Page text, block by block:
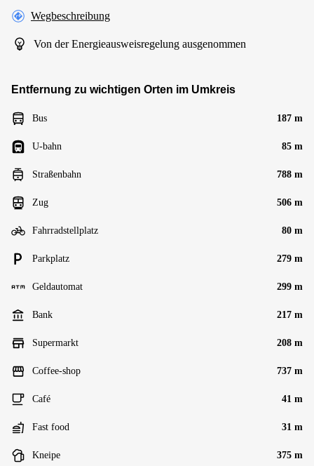
Wegbeschreibung
Von der Energieausweisregelung ausgenommen
Entfernung zu wichtigen Orten im Umkreis
Bus 187 m
U-bahn 85 m
Straßenbahn 788 m
Zug 506 m
Fahrradstellplatz 80 m
Parkplatz 279 m
Geldautomat 299 m
Bank 217 m
Supermarkt 208 m
Coffee-shop 737 m
Café 41 m
Fast food 31 m
Kneipe 375 m